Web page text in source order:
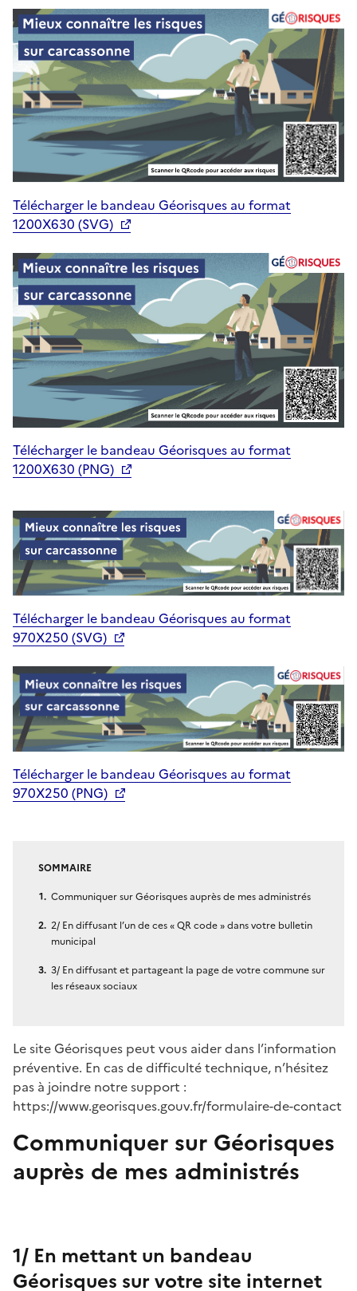
Télécharger le bandeau Géorisques au format
1200X630 (SVG)
Télécharger le bandeau Géorisques au format
1200X630 (PNG)
Télécharger le bandeau Géorisques au format
970X250 (SVG)
Télécharger le bandeau Géorisques au format
970X250 (PNG)
SOMMAIRE
Communiquer sur Géorisques auprès de mes administrés
2/ En diffusant l’un de ces « QR code » dans votre bulletin
municipal
3/ En diffusant et partageant la page de votre commune sur
les réseaux sociaux
Le site Géorisques peut vous aider dans l’information
préventive. En cas de difficulté technique, n’hésitez
pas à joindre notre support :
https://www.georisques.gouv.fr/formulaire-de-contact
Communiquer sur Géorisques
auprès de mes administrés
1/ En mettant un bandeau
Géorisques sur votre site internet